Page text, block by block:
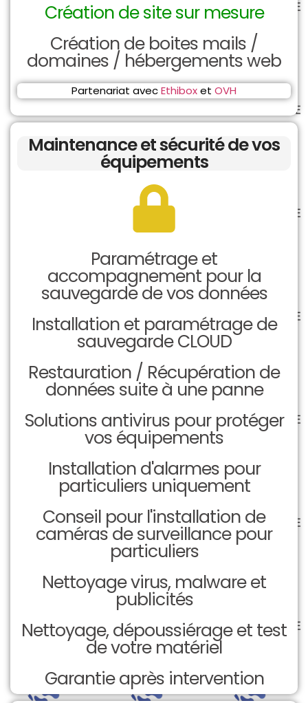
Création de site sur mesure
Création de boites mails /
domaines / hébergements web
Partenariat avecEthiboxet OVH
Maintenance et sécurité de vos
équipements
Paramétrage et
accompagnement pour la
sauvegarde de vos données
Installation et paramétrage de
sauvegarde CLOUD
Restauration / Récupération de
données suite à une panne
Solutions antivirus pour protéger
vos équipements
Installation d'alarmes pour
particuliers uniquement
Conseil pour l'installation de
caméras de surveillance pour
particuliers
Nettoyage virus, malware et
publicités
Nettoyage, dépoussiérage et test
de votre matériel
Garantie après intervention